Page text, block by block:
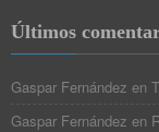
Últimos
Gaspar Fernández en
Gaspar Fernández en